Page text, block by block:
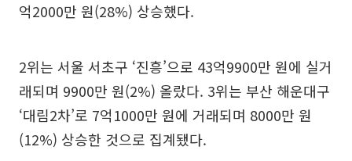
억2000만 원(28%) 상승했다.
2위는 서울 서초구 ‘진흥’으로 43억9900만 원에 실거
래되며 9900만 원(2%) 올랐다. 3위는 부산 해운대구
‘대림2차’로 7억1000만 원에 거래되며 8000만 원
(12%) 상승한 것으로 집계됐다.